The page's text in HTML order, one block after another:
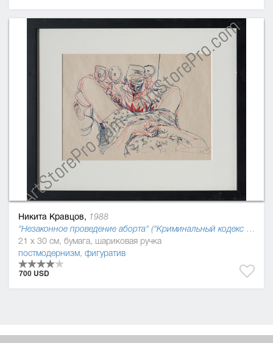
Никита Кравцов, 1988
"Незаконное проведение аборта" ("Криминальный кодекс Украины, 2016"), 2015
21 x 30 см, бумага, шариковая ручка
постмодернизм, фигуратив
700 USD